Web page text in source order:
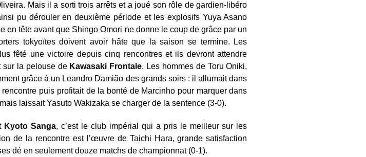
Mais il a sorti trois arrêts et a joué son rôle de gardien-libéro
pu dérouler en deuxième période et les explosifs Yuya Asano
en tête avant que Shingo Omori ne donne le coup de grâce par un
tokyoïtes doivent avoir hâte que la saison se termine. Les
fêté une victoire depuis cinq rencontres et ils devront attendre
sur la pelouse de Kawasaki Frontale. Les hommes de Toru Oniki,
grâce à un Leandro Damião des grands soirs : il allumait dans
puis profitait de la bonté de Marcinho pour marquer dans
laissait Yasuto Wakizaka se charger de la sentence (3-0).
Kyoto Sanga, c’est le club impérial qui a pris le meilleur sur les
de la rencontre est l’œuvre de Taichi Hara, grande satisfaction
dé en seulement douze matchs de championnat (0-1).